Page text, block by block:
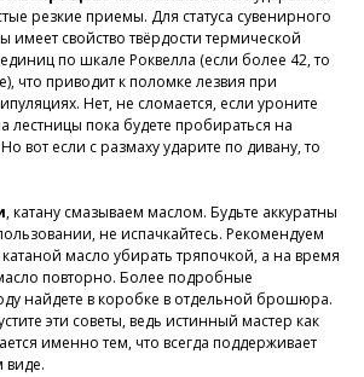
резкие приемы. Для статуса сувенирного
имеет свойство твёрдости термической
по шкале Роквелла (если более 42, то
, что приводит к поломке лезвия при
Нет, не сломается, если уроните
лестницы пока будете пробираться на
вот если с размаху ударите по дивану, то
, катану смазываем маслом. Будьте аккуратны
не испачкайтесь. Рекомендуем
масло убирать тряпочкой, а на время
повторно. Более подробные
найдете в коробке в отдельной брошюра.
эти советы, ведь истинный мастер как
именно тем, что всегда поддерживает
виде.